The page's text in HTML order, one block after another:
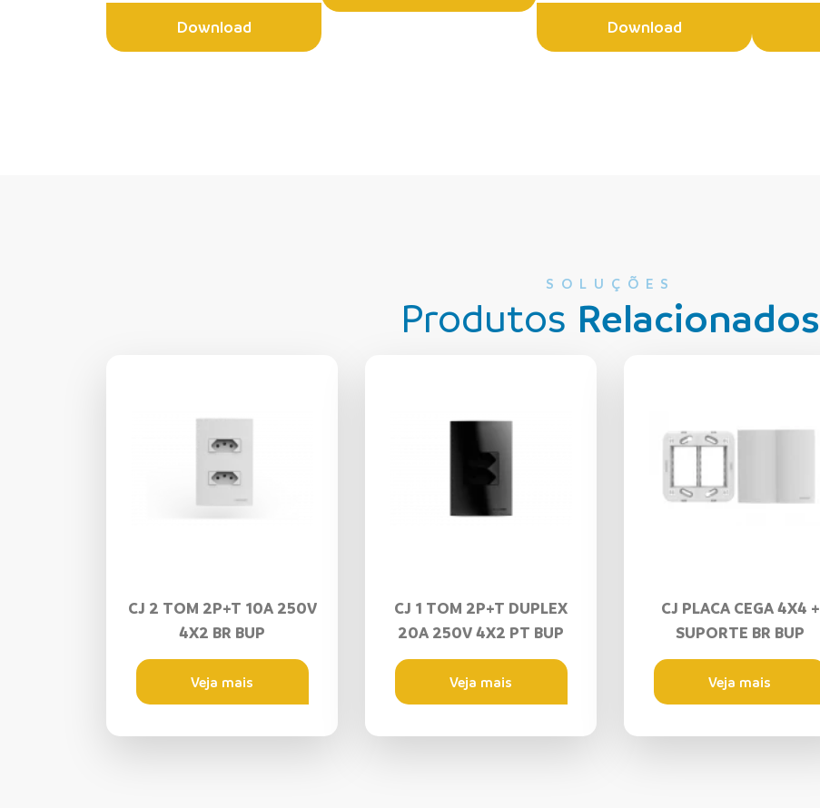
Download Download
SOLUÇÕES
Produtos Relacionados
CJ 2 TOM 2P+T 10A 250V
4X2 BR BUP
Veja mais
CJ 1 TOM 2P+T DUPLEX
20A 250V 4X2 PT BUP
Veja mais
CJ PLACA CEGA 4X4 +
SUPORTE BR BUP
Veja mais